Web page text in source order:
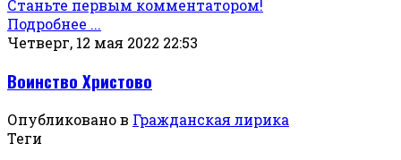
Станьте первым комментатором!
Подробнее ...
Четверг, 12 мая 2022 22:53
Воинство Христово
Опубликовано в Гражданская лирика
Теги